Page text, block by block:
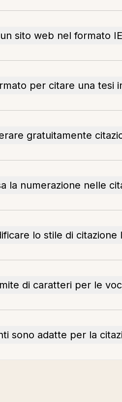
sito web nel formato
per citare una tesi
gratuitamente
la numerazione nelle
lo stile di citazione
di caratteri per le
sono adatte per la